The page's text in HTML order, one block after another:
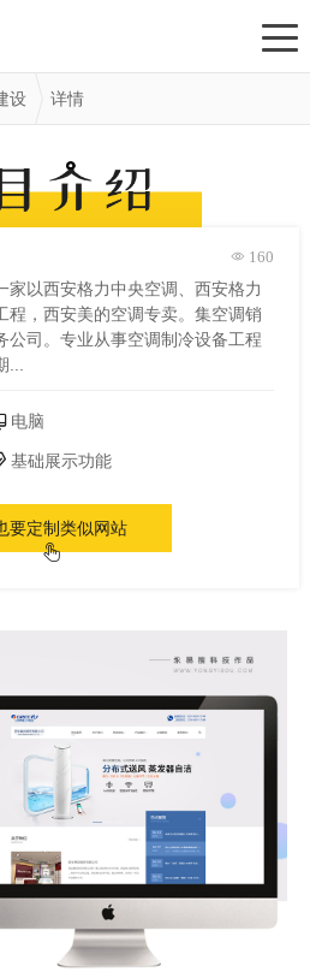
设 详情
160
家以西安格力中央空调、西安格力
程，西安美的空调专卖。集空调销
公司。专业从事空调制冷设备工程
电脑
基础展示功能
要定制类似网站